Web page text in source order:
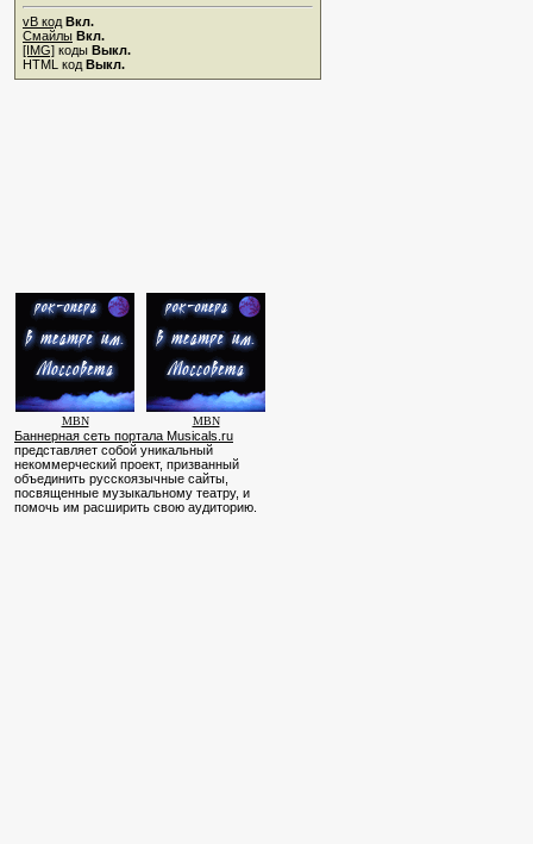
vB код Вкл.
Смайлы Вкл.
[IMG] коды Выкл.
HTML код Выкл.
MBN MBN
Баннерная сеть портала Musicals.ru
представляет собой уникальный
некоммерческий проект, призванный
объединить русскоязычные сайты,
посвященные музыкальному театру, и
помочь им расширить свою аудиторию.